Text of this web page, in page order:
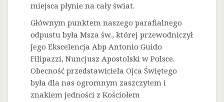
miejsca płynie na cały świat.
Głównym punktem naszego parafialnego
odpustu była Msza św., której przewodniczył
Jego Ekscelencja Abp Antonio Guido
Filipazzi, Nuncjusz Apostolski w Polsce.
Obecność przedstawiciela Ojca Świętego
była dla nas ogromnym zaszczytem i
znakiem jedności z Kościołem